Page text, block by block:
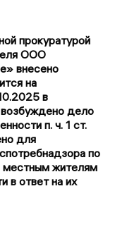
прокуратурой
ООО
внесено
на
в
дело
п. ч. 1 ст.
для
по
местным жителям
в ответ на их